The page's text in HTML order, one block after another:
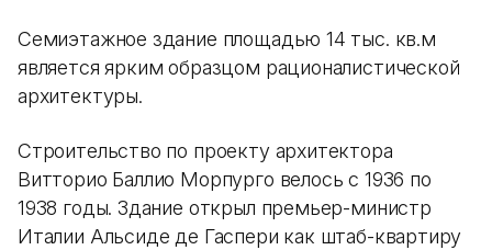
Семиэтажное здание площадью 14 тыс. кв.м
является ярким образцом рационалистической
архитектуры.
Строительство по проекту архитектора
Витторио Баллио Морпурго велось с 1936 по
1938 годы. Здание открыл премьер-министр
Италии Альсиде де Гаспери как штаб-квартиру